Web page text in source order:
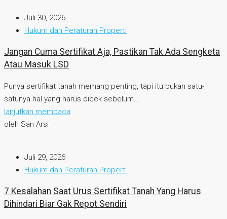
Juli 30, 2026
Hukum dan Peraturan Properti
Jangan Cuma Sertifikat Aja, Pastikan Tak Ada Sengketa
Atau Masuk LSD
Punya sertifikat tanah memang penting, tapi itu bukan satu-
satunya hal yang harus dicek sebelum...
lanjutkan membaca
oleh San Arsi
Juli 29, 2026
Hukum dan Peraturan Properti
7 Kesalahan Saat Urus Sertifikat Tanah Yang Harus
Dihindari Biar Gak Repot Sendiri